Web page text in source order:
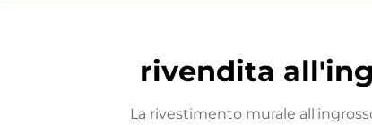
rivendita
La rivestimento murale